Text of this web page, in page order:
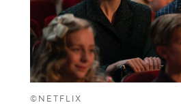
©NETFLIX